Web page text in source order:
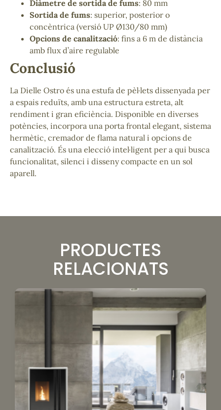
Diàmetre de sortida de fums: 80 mm
Sortida de fums: superior, posterior o
concèntrica (versió UP Ø130/80 mm)
Opcions de canalització: fins a 6 m de distància
amb flux d’aire regulable
Conclusió
La Dielle Ostro és una estufa de pèl·lets dissenyada per
a espais reduïts, amb una estructura estreta, alt
rendiment i gran eficiència. Disponible en diverses
potències, incorpora una porta frontal elegant, sistema
hermètic, cremador de flama natural i opcions de
canalització. És una elecció intel·ligent per a qui busca
funcionalitat, silenci i disseny compacte en un sol
aparell.
PRODUCTES
RELACIONATS